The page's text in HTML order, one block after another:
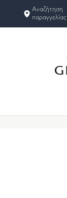
Αναζήτηση
παραγγελίας